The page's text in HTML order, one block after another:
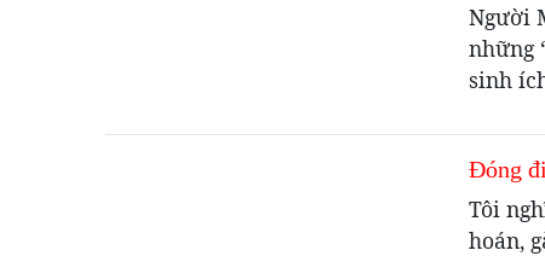
Người
những
sinh
Đóng
Tôi
hoán,